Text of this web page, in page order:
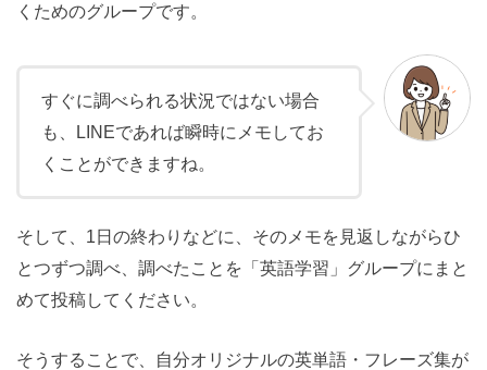
くためのグループです。
すぐに調べられる状況ではない場合
も、LINEであれば瞬時にメモしてお
くことができますね。
そして、1日の終わりなどに、そのメモを見返しながらひ
とつずつ調べ、調べたことを「英語学習」グループにまと
めて投稿してください。
そうすることで、自分オリジナルの英単語・フレーズ集が